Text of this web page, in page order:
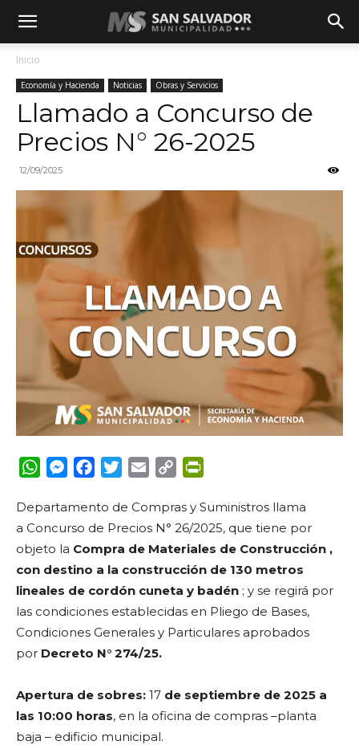
Inicio
Economía y Hacienda Noticias Obras y Servicios
Llamado a Concurso de
Precios N° 26-2025
12/09/2025
WhatsApp
Messenger
FacebookTwitterEmail Copy
Departamento de Compras y Suministros llama
a Concurso de Precios N° 26/2025, que tiene por
objeto la Compra de Materiales de Construcción ,
con destino a la construcción de 130 metros
lineales de cordón cuneta y badén ; y se regirá por
las condiciones establecidas en Pliego de Bases,
Condiciones Generales y Particulares aprobados
por Decreto N° 274/25.
Apertura de sobres: 17 de septiembre de 2025 a
las 10:00 horas, en la oficina de compras –planta
baja – edificio municipal.